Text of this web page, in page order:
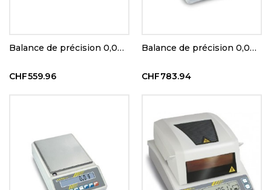
Balance de précision 0,001 g : 60 g
CHF559.96
Balance de précision 0,001 g : 420 g
CHF783.94